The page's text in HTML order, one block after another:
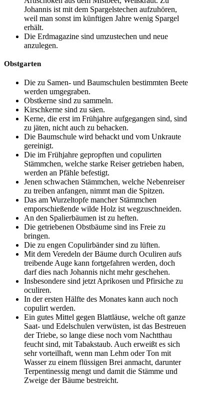
Johannis ist mit dem Spargelstechen aufzuhören,
weil man sonst im künftigen Jahre wenig Spargel
erhält.
Die Erdmagazine sind umzustechen und neue
anzulegen.
Obstgarten
Die zu Samen- und Baumschulen bestimmten Beete
werden umgegraben.
Obstkerne sind zu sammeln.
Kirschkerne sind zu säen.
Kerne, die erst im Frühjahre aufgegangen sind, sind
zu jäten, nicht auch zu behacken.
Die Baumschule wird behackt und vom Unkraute
gereinigt.
Die im Frühjahre gepropften und copulirten
Stämmchen, welche starke Reiser getrieben haben,
werden an Pfähle befestigt.
Jenen schwachen Stämmchen, welche Nebenreiser
zu treiben anfangen, nimmt man die Spitzen.
Das am Wurzeltopfe mancher Stämmchen
emporschießende wilde Holz ist wegzuschneiden.
An den Spalierbäumen ist zu heften.
Die getriebenen Obstbäume sind ins Freie zu
bringen.
Die zu engen Copulirbänder sind zu lüften.
Mit dem Veredeln der Bäume durch Oculiren aufs
treibende Auge kann fortgefahren werden, doch
darf dies nach Johannis nicht mehr geschehen.
Insbesondere sind jetzt Aprikosen und Pfirsiche zu
oculiren.
In der ersten Hälfte des Monates kann auch noch
copulirt werden.
Ein gutes Mittel gegen Blattläuse, welche oft ganze
Saat- und Edelschulen verwüsten, ist das Bestreuen
der Triebe, so lange diese noch vom Nachtthau
feucht sind, mit Tabakstaub. Auch erweißt es sich
sehr vorteilhaft, wenn man Lehm oder Ton mit
Wasser zu einem flüssigen Brei anmacht, darunter
Terpentinessig mengt und damit die Stämme und
Zweige der Bäume bestreicht.